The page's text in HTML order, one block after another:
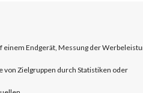
Endgerät, Messung der
von Zielgruppen durch Statistiken oder
The
rated important by